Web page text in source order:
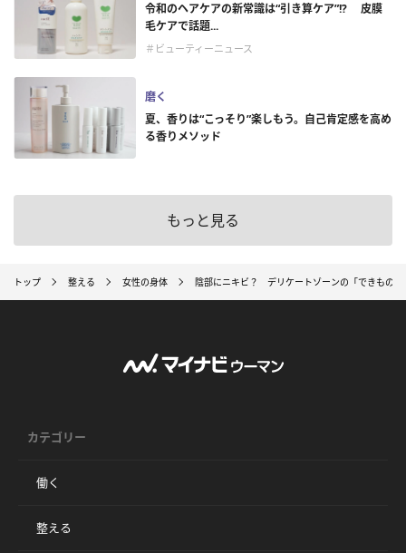
令和のヘアケアの新常識は“引き算ケア”!? 皮膜
毛ケアで話題...
＃ビューティーニュース
磨く
夏、香りは“こっそり”楽しもう。自己肯定感を高め
る香りメソッド
もっと見る
トップ 整える 女性の身体 陰部にニキビ？ デリケートゾーンの「できもの」
カテゴリー
働く
整える